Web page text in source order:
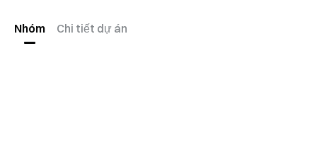
Nhóm Chi tiết dự án